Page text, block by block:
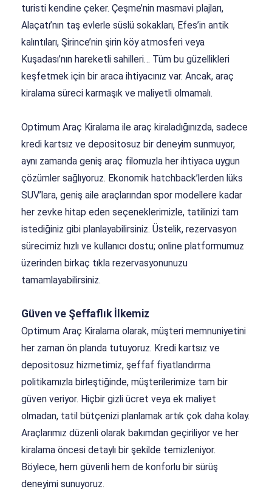
turisti kendine çeker. Çeşme’nin masmavi plajları,
Alaçatı’nın taş evlerle süslü sokakları, Efes’in antik
kalıntıları, Şirince’nin şirin köy atmosferi veya
Kuşadası’nın hareketli sahilleri… Tüm bu güzellikleri
keşfetmek için bir araca ihtiyacınız var. Ancak, araç
kiralama süreci karmaşık ve maliyetli olmamalı.
Optimum Araç Kiralama ile araç kiraladığınızda, sadece
kredi kartsız ve depositosuz bir deneyim sunmuyor,
aynı zamanda geniş araç filomuzla her ihtiyaca uygun
çözümler sağlıyoruz. Ekonomik hatchback’lerden lüks
SUV’lara, geniş aile araçlarından spor modellere kadar
her zevke hitap eden seçeneklerimizle, tatilinizi tam
istediğiniz gibi planlayabilirsiniz. Üstelik, rezervasyon
sürecimiz hızlı ve kullanıcı dostu; online platformumuz
üzerinden birkaç tıkla rezervasyonunuzu
tamamlayabilirsiniz.
Güven ve Şeffaflık İlkemiz
Optimum Araç Kiralama olarak, müşteri memnuniyetini
her zaman ön planda tutuyoruz. Kredi kartsız ve
depositosuz hizmetimiz, şeffaf fiyatlandırma
politikamızla birleştiğinde, müşterilerimize tam bir
güven veriyor. Hiçbir gizli ücret veya ek maliyet
olmadan, tatil bütçenizi planlamak artık çok daha kolay.
Araçlarımız düzenli olarak bakımdan geçiriliyor ve her
kiralama öncesi detaylı bir şekilde temizleniyor.
Böylece, hem güvenli hem de konforlu bir sürüş
deneyimi sunuyoruz.